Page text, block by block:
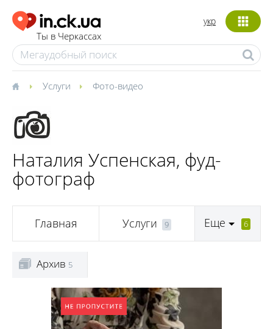
Ты в Черкассах
укр
Услуги Фото-видео
Наталия Успенская, фуд-
фотограф
Главная Услуги 9 Еще 6
Архив 5